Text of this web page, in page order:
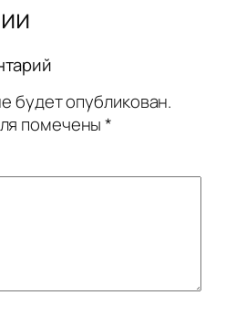
будет опубликован.
помечены*